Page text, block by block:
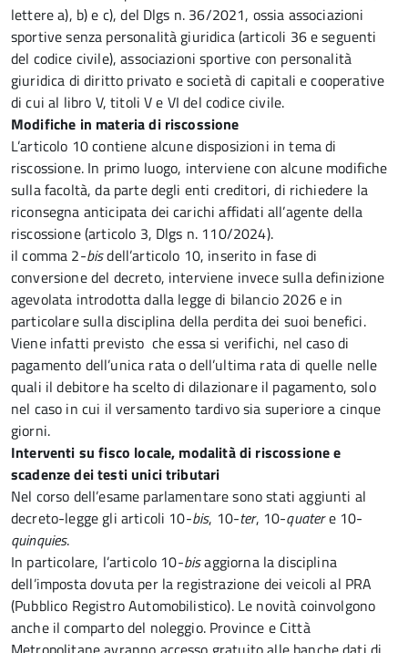
lettere a), b) e c), del Dlgs n. 36/2021, ossia associazioni
sportive senza personalità giuridica (articoli 36 e seguenti
del codice civile), associazioni sportive con personalità
giuridica di diritto privato e società di capitali e cooperative
di cui al libro V, titoli V e VI del codice civile.
Modifiche in materia di riscossione
L’articolo 10contiene alcune disposizioni in tema di
riscossione. In primo luogo, interviene con alcune modifiche
sulla facoltà, da parte degli enti creditori, di richiedere la
riconsegna anticipata dei carichi affidati all’agente della
riscossione (articolo 3, Dlgs n. 110/2024).
il comma 2-bisdell’articolo 10, inserito in fase di
conversione del decreto, interviene invece sulla definizione
agevolata introdotta dalla legge di bilancio 2026 e in
particolare sulla disciplina della perdita dei suoi benefici.
Viene infatti previsto che essa si verifichi, nel caso di
pagamento dell’unica rata o dell’ultima rata di quelle nelle
quali il debitore ha scelto di dilazionare il pagamento, solo
nel caso in cui il versamento tardivo sia superiore a cinque
giorni.
Interventi su fisco locale, modalità di riscossione e
scadenze dei testi unici tributari
Nel corso dell’esame parlamentare sono stati aggiunti al
decreto-legge gli articoli 10-bis, 10-ter, 10-quatere 10-
quinquies.
In particolare, l’articolo 10-bisaggiorna la disciplina
dell’imposta dovuta per la registrazione dei veicoli al PRA
(Pubblico Registro Automobilistico). Le novità coinvolgono
anche il comparto del noleggio. Province e Città